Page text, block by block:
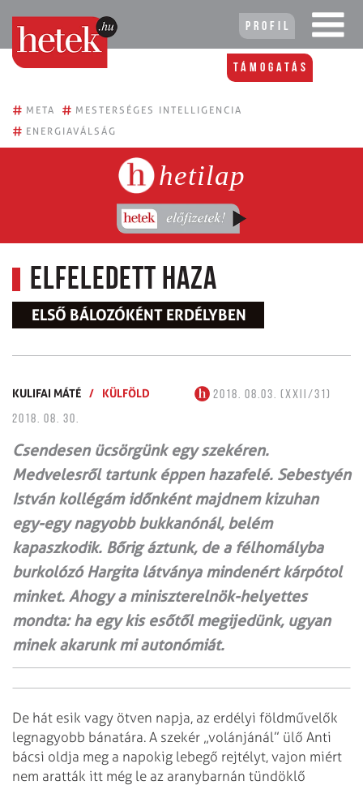
Profil
Támogatás
# META # MESTERSÉGES INTELLIGENCIA
# ENERGIAVÁLSÁG
hetilap
Elfeledett haza
ELSŐ BÁLOZÓKÉNT ERDÉLYBEN
KULIFAI MÁTÉ / KÜLFÖLD
2018. 08.03. (XXII/31)
2018. 08. 30.
Csendesen ücsörgünk egy szekéren.
Medvelesről tartunk éppen hazafelé. Sebestyén
István kollégám időnként majdnem kizuhan
egy-egy nagyobb bukkanónál, belém
kapaszkodik. Bőrig áztunk, de a félhomályba
burkolózó Hargita látványa mindenért kárpótol
minket. Ahogy a miniszterelnök-helyettes
mondta: ha egy kis esőtől megijedünk, ugyan
minek akarunk mi autonómiát.
De hát esik vagy ötven napja, az erdélyi földművelők
legnagyobb bánatára. A szekér „volánjánál” ülő Anti
bácsi oldja meg a napokig lebegő rejtélyt, vajon miért
nem aratták itt még le az aranybarnán tündöklő